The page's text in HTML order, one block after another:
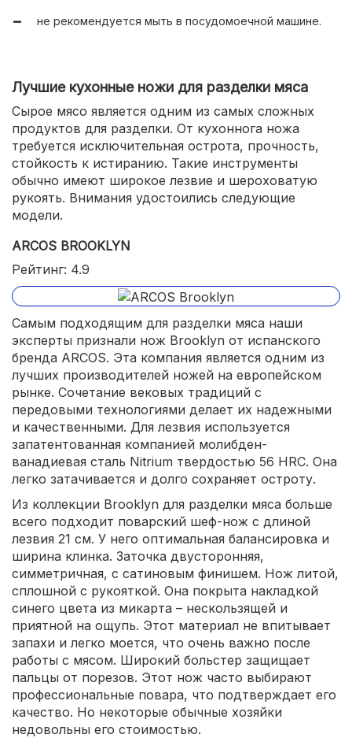
не рекомендуется мыть в посудомоечной машине.
Лучшие кухонные ножи для разделки мяса
Сырое мясо является одним из самых сложных
продуктов для разделки. От кухоннога ножа
требуется исключительная острота, прочность,
стойкость к истиранию. Такие инструменты
обычно имеют широкое лезвие и шероховатую
рукоять. Внимания удостоились следующие
модели.
ARCOS BROOKLYN
Рейтинг: 4.9
Самым подходящим для разделки мяса наши
эксперты признали нож Brooklyn от испанского
бренда ARCOS. Эта компания является одним из
лучших производителей ножей на европейском
рынке. Сочетание вековых традиций с
передовыми технологиями делает их надежными
и качественными. Для лезвия используется
запатентованная компанией молибден-
ванадиевая сталь Nitrium твердостью 56 HRC. Она
легко затачивается и долго сохраняет остроту.
Из коллекции Brooklyn для разделки мяса больше
всего подходит поварский шеф-нож с длиной
лезвия 21 см. У него оптимальная балансировка и
ширина клинка. Заточка двусторонняя,
симметричная, с сатиновым финишем. Нож литой,
сплошной с рукояткой. Она покрыта накладкой
синего цвета из микарта – нескользящей и
приятной на ощупь. Этот материал не впитывает
запахи и легко моется, что очень важно после
работы с мясом. Широкий больстер защищает
пальцы от порезов. Этот нож часто выбирают
профессиональные повара, что подтверждает его
качество. Но некоторые обычные хозяйки
недовольны его стоимостью.